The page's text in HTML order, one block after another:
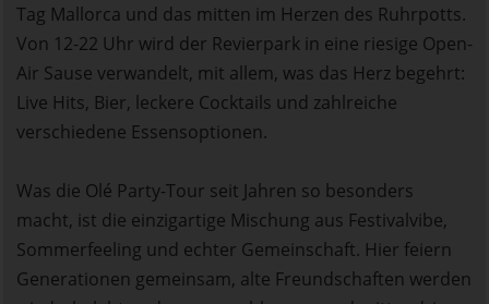
Tag Mallorca und das mitten im Herzen des Ruhrpotts.
Von 12-22 Uhr wird der Revierpark in eine riesige Open-
Air Sause verwandelt, mit allem, was das Herz begehrt:
Live Hits, Bier, leckere Cocktails und zahlreiche
verschiedene Essensoptionen.
Was die Olé Party-Tour seit Jahren so besonders
macht, ist die einzigartige Mischung aus Festivalvibe,
Sommerfeeling und echter Gemeinschaft. Hier feiern
Generationen gemeinsam, alte Freundschaften werden